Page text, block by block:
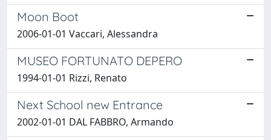
Moon Boot
2006-01-01 Vaccari, Alessandra
MUSEO FORTUNATO DEPERO
1994-01-01 Rizzi, Renato
Next School new Entrance
2002-01-01 DAL FABBRO, Armando